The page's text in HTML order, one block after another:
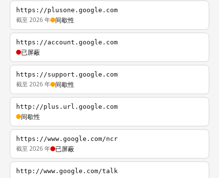
https://plusone.google.com
截至 2026 年 间歇性
https://account.google.com
已屏蔽
https://support.google.com
截至 2026 年 间歇性
http://plus.url.google.com
间歇性
https://www.google.com/ncr
截至 2026 年 已屏蔽
http://www.google.com/talk